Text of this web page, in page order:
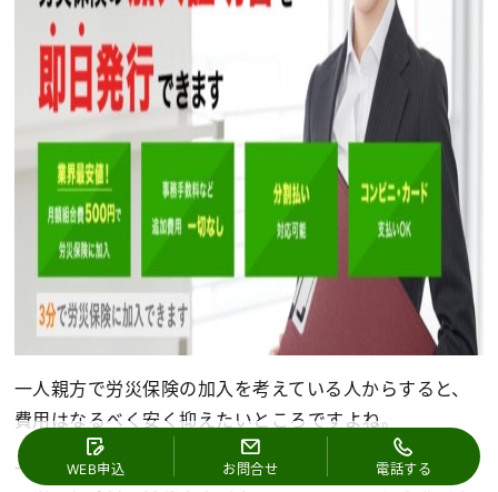
一人親方で労災保険の加入を考えている人からすると、
費用はなるべく安く抑えたいところですよね。
一人親方の労災保険は、どの団体からご加入いただいて
WEB申込 お問合せ 電話する